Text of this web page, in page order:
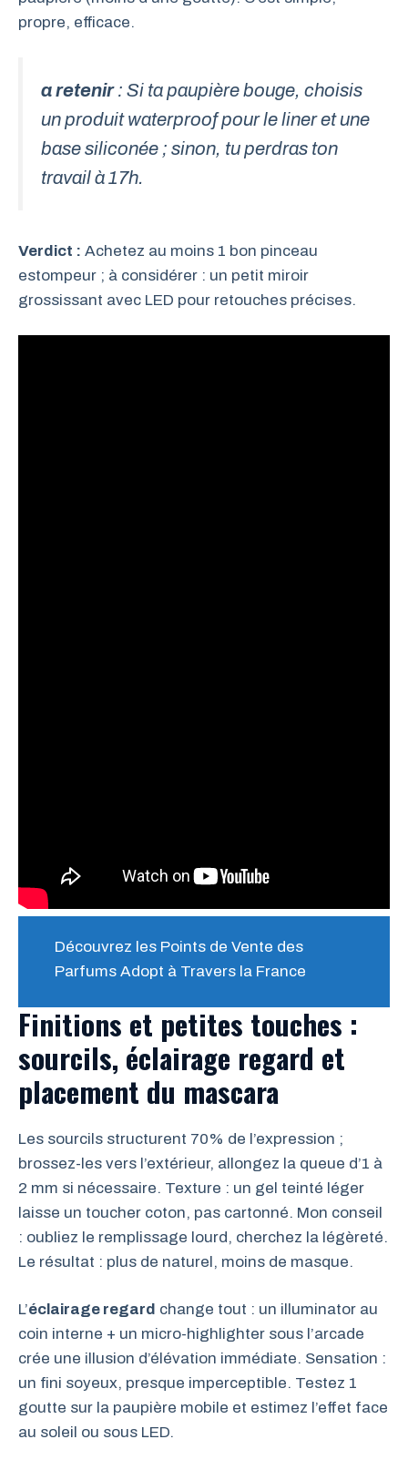
propre, efficace.
a retenir: Si ta paupière bouge, choisis
un produit waterproof pour le liner et une
base siliconée ; sinon, tu perdras ton
travail à 17h.
Verdict : Achetez au moins 1 bon pinceau
estompeur ; à considérer : un petit miroir
grossissant avec LED pour retouches précises.
Découvrez les Points de Vente des
Parfums Adopt à Travers la France
Finitions et petites touches :
sourcils, éclairage regard et
placement du mascara
Les sourcils structurent 70% de l’expression ;
brossez-les vers l’extérieur, allongez la queue d’1 à
2 mm si nécessaire. Texture : un gel teinté léger
laisse un toucher coton, pas cartonné. Mon conseil
: oubliez le remplissage lourd, cherchez la légèreté.
Le résultat : plus de naturel, moins de masque.
L’éclairage regard change tout : un illuminator au
coin interne + un micro-highlighter sous l’arcade
crée une illusion d’élévation immédiate. Sensation :
un fini soyeux, presque imperceptible. Testez 1
goutte sur la paupière mobile et estimez l’effet face
au soleil ou sous LED.